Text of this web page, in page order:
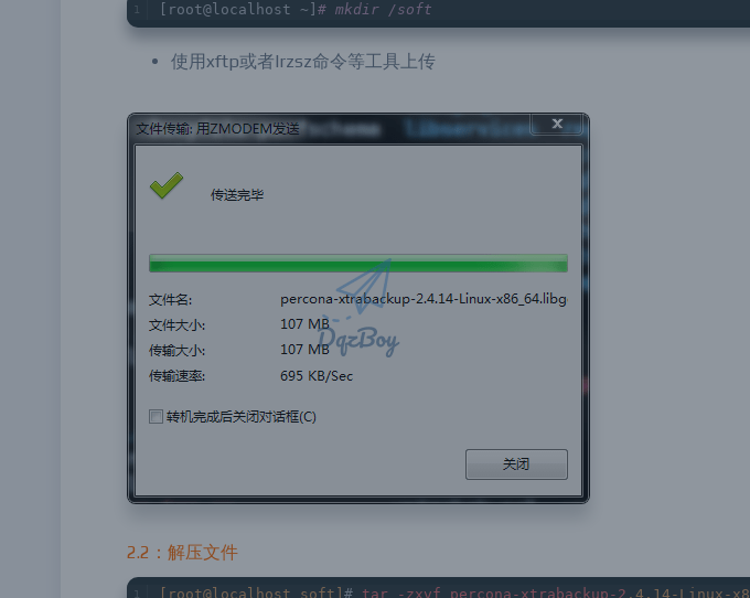
[root@localhost ~] # mkdir /soft
使用xftp或者lrzsz命令等工具上传
2.2：解压文件
[root@localhost soft] # tar -zxvf percona-xtrabackup-2 .4 .14-Linux-